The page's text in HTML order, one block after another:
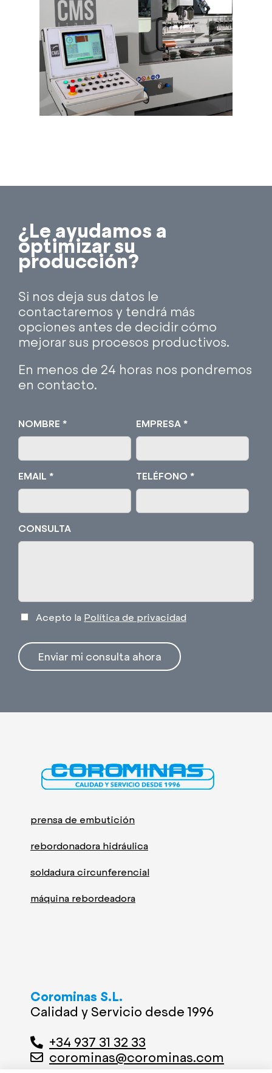
¿Le ayudamos a
optimizar su
producción?
Si nos deja sus datos le
contactaremos y tendrá más
opciones antes de decidir cómo
mejorar sus procesos productivos.
En menos de 24 horas nos pondremos
en contacto.
NOMBRE * EMPRESA *
EMAIL * TELÉFONO *
CONSULTA
Acepto la Política de privacidad
Enviar mi consulta ahora
prensa de embutición
rebordonadora hidráulica
soldadura circunferencial
máquina rebordeadora
Corominas S.L.
Calidad y Servicio desde 1996
+34 937 31 32 33
corominas@corominas.com